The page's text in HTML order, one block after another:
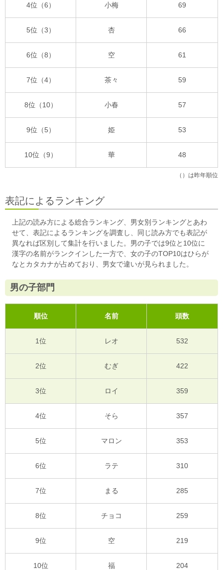
4位（6） 小梅 69
5位（3） 杏 66
6位（8） 空 61
7位（4） 茶々 59
8位（10） 小春 57
9位（5） 姫 53
10位（9） 華 48
（）は昨年順位
表記によるランキング
上記の読み方による総合ランキング、男女別ランキングとあわ
せて、表記によるランキングを調査し、同じ読み方でも表記が
異なれば区別して集計を行いました。男の子では9位と10位に
漢字の名前がランクインした一方で、女の子のTOP10はひらが
なとカタカナが占めており、男女で違いが見られました。
男の子部門
順位 名前 頭数
1位 レオ 532
2位 むぎ 422
3位 ロイ 359
4位 そら 357
5位 マロン 353
6位 ラテ 310
7位 まる 285
8位 チョコ 259
9位 空 219
10位 福 204